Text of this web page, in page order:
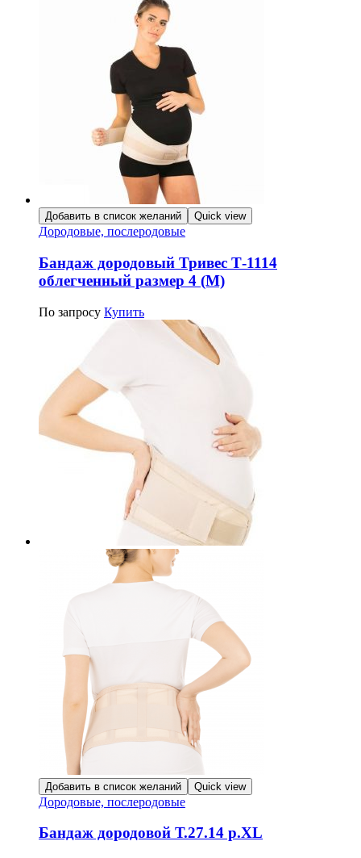
Добавить в список желаний Quick view
Дородовые, послеродовые
Бандаж дородовый Тривес Т-1114
облегченный размер 4 (M)
По запросу Купить
Добавить в список желаний Quick view
Дородовые, послеродовые
Бандаж дородовой Т.27.14 р.XL